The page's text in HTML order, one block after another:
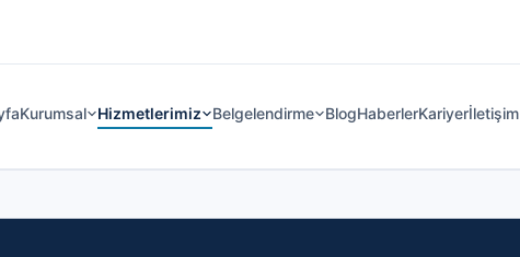
Kurumsal Hizmetlerimiz Belgelendirme BlogHaberlerKariyerİletişim